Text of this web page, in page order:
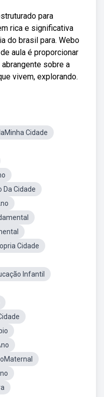
para
rica e significativa
do brasil para. Webo
aula é proporcionar
sobre a
vivem, explorando.
Cidade
Da Cidade
Cidade
Infantil